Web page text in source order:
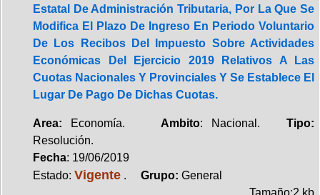
Estatal De Administración Tributaria, Por La Que Se
Modifica El Plazo De Ingreso En Periodo Voluntario
De Los Recibos Del Impuesto Sobre Actividades
Económicas Del Ejercicio 2019 Relativos A Las
Cuotas Nacionales Y Provinciales Y Se Establece El
Lugar De Pago De Dichas Cuotas.
Area: Economía. Ambito: Nacional.Tipo:
Resolución.
Fecha: 19/06/2019
Estado: Vigente . Grupo: General
Tamaño:2 kb